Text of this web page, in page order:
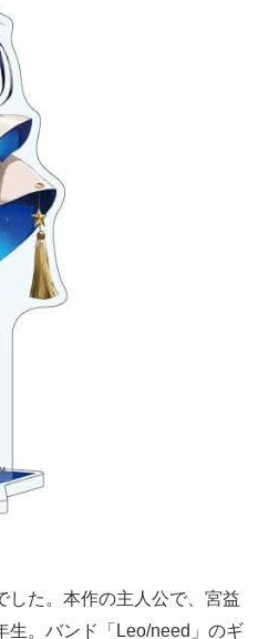
た。本作の主人公で、宮益
生。バンド「Leo/need」のギ